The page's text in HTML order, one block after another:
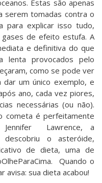
Estas são apenas
serem tomadas contra o
para explicar isso tudo,
de efeito estufa. A
e definitiva do que
lenta provocados pelo
como se pode ver
dar um único exemplo, e
ano, cada vez piores,
necessárias (ou não).
cometa é perfeitamente
Jennifer Lawrence, a
o asteróide,
de dieta, uma de
Quando o
avisa: sua dieta acabou!